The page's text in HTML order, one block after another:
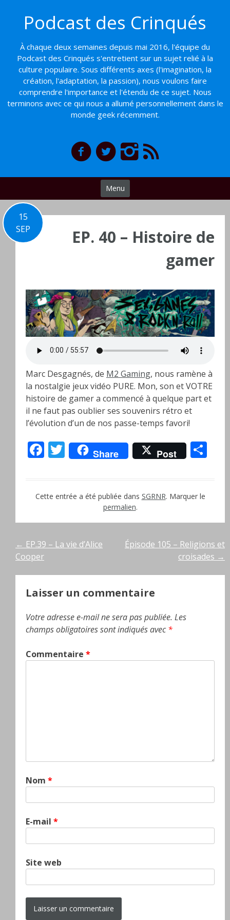
contenu
Podcast des Crinqués
À chaque deux semaines depuis mai 2016, l'équipe du
Podcast des Crinqués s'entretient sur un sujet relié à la
culture populaire. Sous différents axes (l'imagination, la
création, l'adaptation, la passion), nous voulons faire
comprendre l'importance et l'étendu de ce sujet. Nous
terminons avec ce qui nous a allumé personnellement dans le
monde geek récemment.
Menu
15
SEP
EP. 40 – Histoire de
gamer
Marc Desgagnés, de M2 Gaming, nous ramène à
la nostalgie jeux vidéo PURE. Mon, son et VOTRE
histoire de gamer a commencé à quelque part et
il ne faut pas oublier ses souvenirs rétro et
l’évolution d’un de nos passe-temps favori!
Facebook
Twitter
Share Post
Cette entrée a été publiée dans SGRNR. Marquer le
permalien.
Navigation
de
l’article
← EP.39 – La vie d’Alice
Cooper
Épisode 105 – Religions et
croisades →
Laisser un commentaire
Votre adresse e-mail ne sera pas publiée. Les
champs obligatoires sont indiqués avec*
Commentaire *
Nom *
E-mail *
Site web